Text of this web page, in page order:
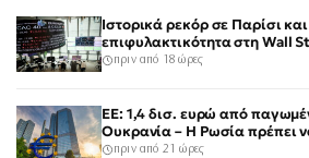
Ιστορικά ρεκόρ σε Παρίσι
επιφυλακτικότητα στη Wall
πριν από 18 ώρες
ΕΕ: 1,4 δισ. ευρώ από
Ουκρανία – Η Ρωσία πρέπει
πριν από 21 ώρες